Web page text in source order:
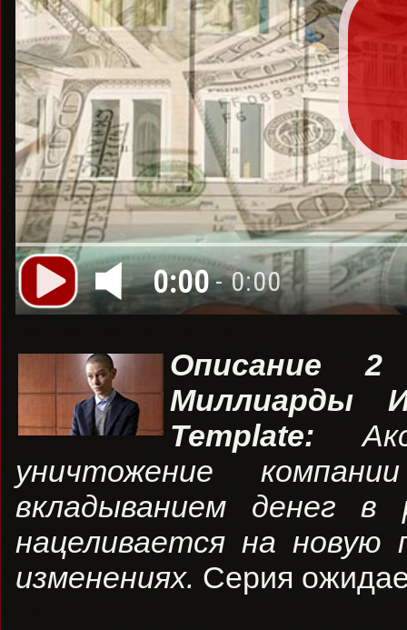
0:00- 0:00
Описание
Миллиарды
Template:
уничтожение
вкладыванием денег в
нацеливается на новую
изменениях. Серия